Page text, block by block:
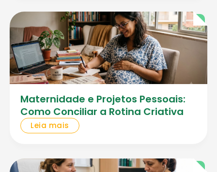
Maternidade e Projetos Pessoais:
Como Conciliar a Rotina Criativa
Leia mais